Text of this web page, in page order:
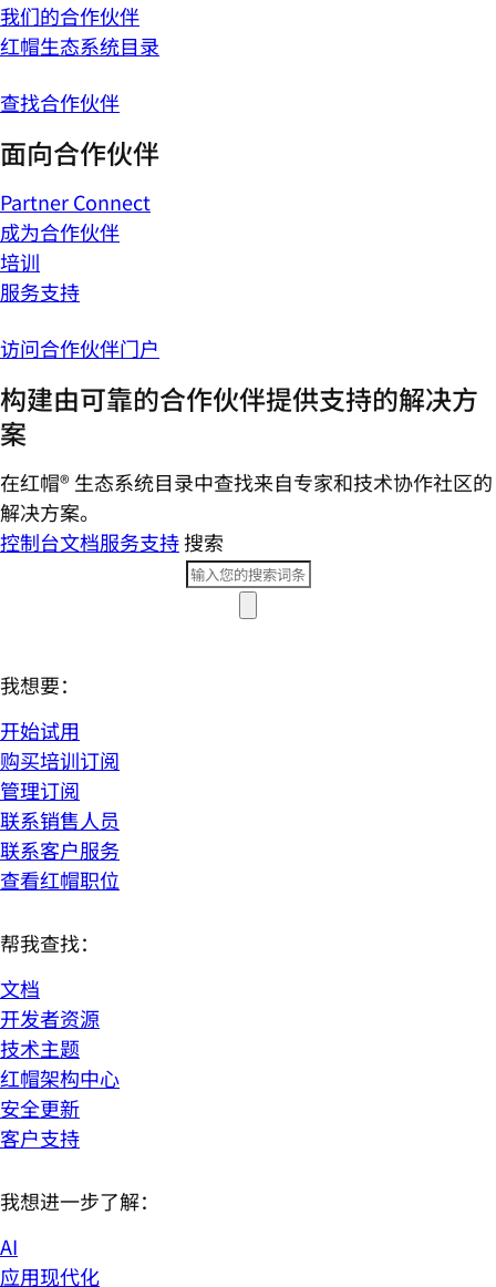
我们的合作伙伴
红帽生态系统目录
查找合作伙伴
面向合作伙伴
Partner Connect
成为合作伙伴
培训
服务支持
访问合作伙伴门户
构建由可靠的合作伙伴提供支持的解决方
案
在红帽® 生态系统目录中查找来自专家和技术协作社区的
解决方案。
控制台文档服务支持搜索
我想要：
开始试用
购买培训订阅
管理订阅
联系销售人员
联系客户服务
查看红帽职位
帮我查找：
文档
开发者资源
技术主题
红帽架构中心
安全更新
客户支持
我想进一步了解：
AI
应用现代化